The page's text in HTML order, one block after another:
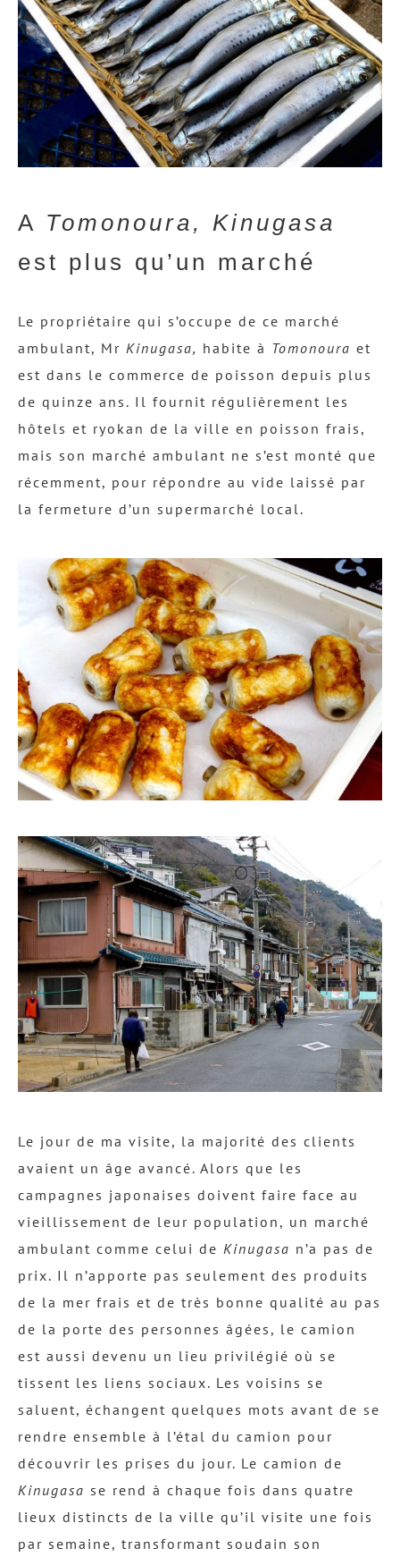
A Tomonoura, Kinugasa
est plus qu’un marché
Le propriétaire qui s’occupe de ce marché
ambulant, Mr Kinugasa, habite à Tomonoura et
est dans le commerce de poisson depuis plus
de quinze ans. Il fournit régulièrement les
hôtels et ryokan de la ville en poisson frais,
mais son marché ambulant ne s’est monté que
récemment, pour répondre au vide laissé par
la fermeture d’un supermarché local.
Le jour de ma visite, la majorité des clients
avaient un âge avancé. Alors que les
campagnes japonaises doivent faire face au
vieillissement de leur population, un marché
ambulant comme celui de Kinugasa n’a pas de
prix. Il n’apporte pas seulement des produits
de la mer frais et de très bonne qualité au pas
de la porte des personnes âgées, le camion
est aussi devenu un lieu privilégié où se
tissent les liens sociaux. Les voisins se
saluent, échangent quelques mots avant de se
rendre ensemble à l’étal du camion pour
découvrir les prises du jour. Le camion de
Kinugasa se rend à chaque fois dans quatre
lieux distincts de la ville qu’il visite une fois
par semaine, transformant soudain son